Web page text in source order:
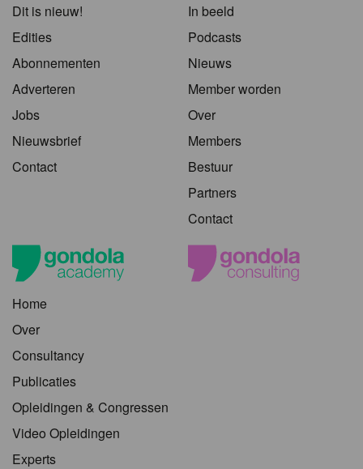
Dit is nieuw!
Edities
Abonnementen
Adverteren
Jobs
Nieuwsbrief
Contact
In beeld
Podcasts
Nieuws
Member worden
Over
Members
Bestuur
Partners
Contact
Home
Over
Consultancy
Publicaties
Opleidingen & Congressen
Video Opleidingen
Experts